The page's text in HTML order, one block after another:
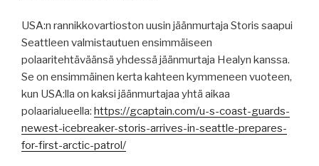
USA:n rannikkovartioston uusin jäänmurtaja Storis saapui
Seattleen valmistautuen ensimmäiseen
polaaritehtäväänsä yhdessä jäänmurtaja Healyn kanssa.
Se on ensimmäinen kerta kahteen kymmeneen vuoteen,
kun USA:lla on kaksi jäänmurtajaa yhtä aikaa
polaarialueella: https://gcaptain.com/u-s-coast-guards-
newest-icebreaker-storis-arrives-in-seattle-prepares-
for-first-arctic-patrol/